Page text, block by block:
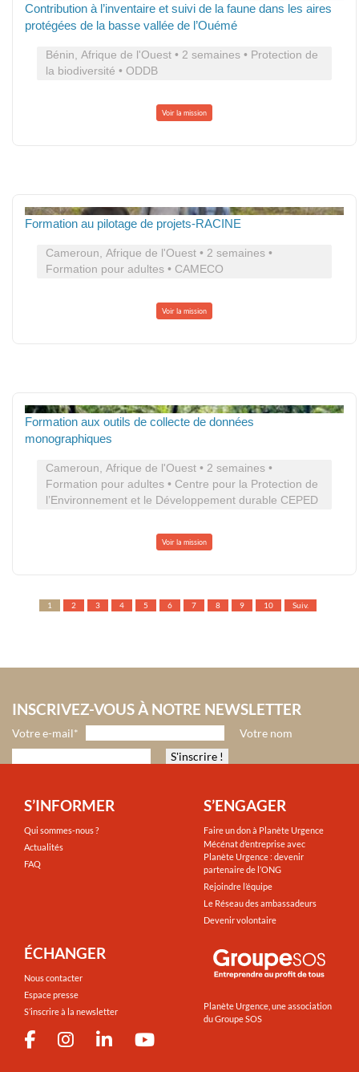
Contribution à l’inventaire et suivi de la faune dans les aires
protégées de la basse vallée de l’Ouémé
Bénin, Afrique de l'Ouest • 2 semaines • Protection de
la biodiversité • ODDB
Voir la mission
Formation au pilotage de projets-RACINE
Cameroun, Afrique de l'Ouest • 2 semaines •
Formation pour adultes • CAMECO
Voir la mission
Formation aux outils de collecte de données
monographiques
Cameroun, Afrique de l'Ouest • 2 semaines •
Formation pour adultes • Centre pour la Protection de
l’Environnement et le Développement durable CEPED
Voir la mission
1 2 3 4 5 6 7 8 9 10 Suiv.
INSCRIVEZ-VOUS À NOTRE NEWSLETTER
Votre e-mail* Votre nom
moment utiliser le lien de désabonnement intégré à la newsletter.
concernant ce traitement, cliquez ici
S’INFORMER
Qui sommes-nous ?
Actualités
FAQ
S’ENGAGER
Faire un don à Planète Urgence
Mécénat d’entreprise avec
Planète Urgence : devenir
partenaire de l’ONG
Rejoindre l’équipe
Le Réseau des ambassadeurs
Devenir volontaire
ÉCHANGER
Nous contacter
Espace presse
S’inscrire à la newsletter
Planète Urgence, une association
du Groupe SOS